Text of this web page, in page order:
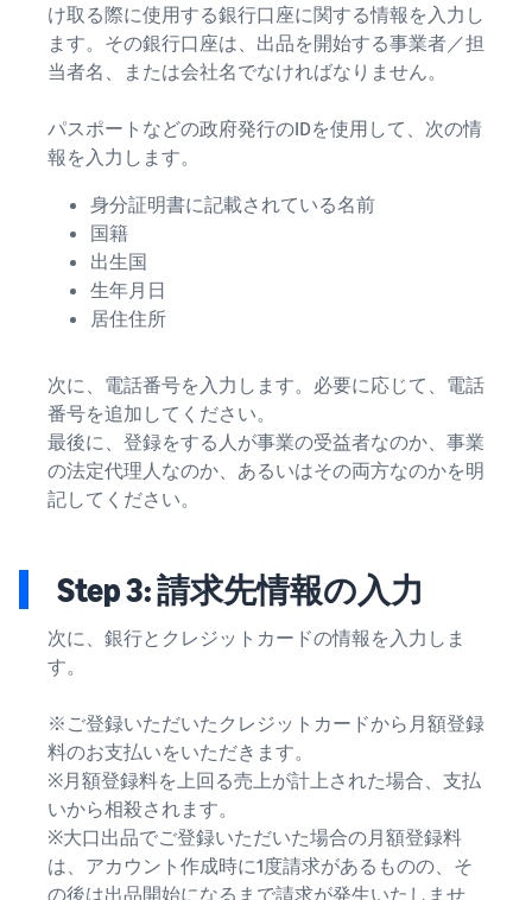
け取る際に使用する銀行口座に関する情報を入力し
ます。その銀行口座は、出品を開始する事業者／担
当者名、または会社名でなければなりません。
パスポートなどの政府発行のIDを使用して、次の情
報を入力します。
身分証明書に記載されている名前
国籍
出生国
生年月日
居住住所
次に、電話番号を入力します。必要に応じて、電話
番号を追加してください。
最後に、登録をする人が事業の受益者なのか、事業
の法定代理人なのか、あるいはその両方なのかを明
記してください。
Step 3: 請求先情報の入力
次に、銀行とクレジットカードの情報を入力しま
す。
※ご登録いただいたクレジットカードから月額登録
料のお支払いをいただきます。
※月額登録料を上回る売上が計上された場合、支払
いから相殺されます。
※大口出品でご登録いただいた場合の月額登録料
は、アカウント作成時に1度請求があるものの、そ
の後は出品開始になるまで請求が発生いたしませ